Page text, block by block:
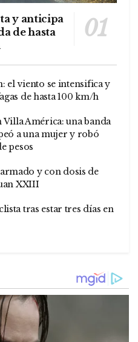
y anticipa
de hasta
el viento se intensifica y
de hasta 100 km/h
Villa América: una banda
a una mujer y robó
pesos
y con dosis de
XXIII
tras estar tres días en